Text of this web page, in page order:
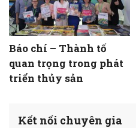
Báo chí – Thành tố
quan trọng trong phát
triển thủy sản
Kết nối chuyên gia